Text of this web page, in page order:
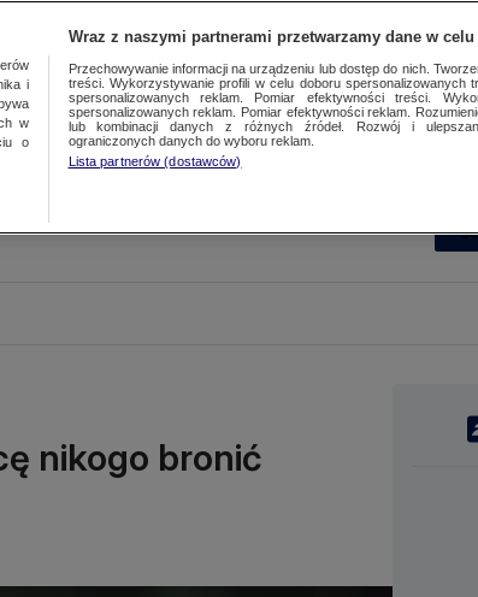
nikogo bronić
i
w
o
Wraz z naszymi partnerami przetwarzamy dane w
Przechowywanie informacji na urządzeniu lub dostęp do nich.
treści. Wykorzystywanie profili w celu doboru spersonalizowanych
spersonalizowanych reklam. Pomiar efektywności treści.
spersonalizowanych reklam. Pomiar efektywności reklam.
lub kombinacji danych z różnych źródeł. Rozwój i
ograniczonych danych do wyboru reklam.
Lista partnerów (dostawców)